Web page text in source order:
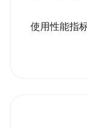
使用性能指